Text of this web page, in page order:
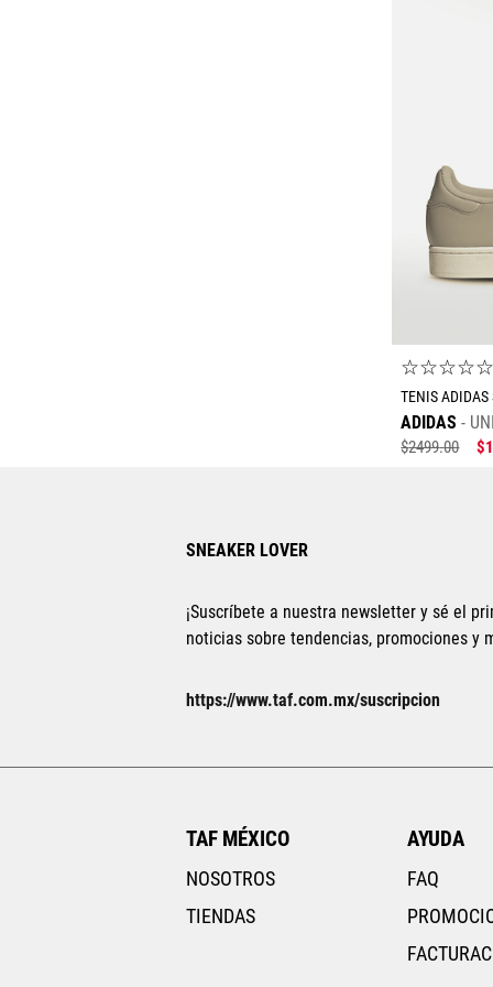
22 22.5
☆☆☆☆
TENIS ADIDAS
ADIDAS
$2499.00 $
SNEAKER LOVER
¡Suscríbete a nuestra newsletter y sé el
noticias sobre tendencias, promociones y
https://www.taf.com.mx/suscripcion
TAF MÉXICO
NOSOTROS
TIENDAS
AYUDA
FAQ